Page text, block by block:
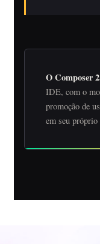
O Composer
IDE, com o
promoção de
em seu próprio